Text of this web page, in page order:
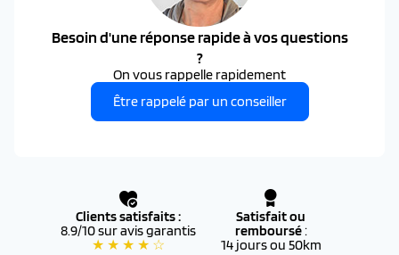
Besoin d'une réponse rapide à vos questions
?
On vous rappelle rapidement
Être rappelé par un conseiller
Clients satisfaits :
8.9/10 sur avis garantis
★ ★ ★ ★ ☆
Satisfait ou
remboursé:
14 jours ou 50km